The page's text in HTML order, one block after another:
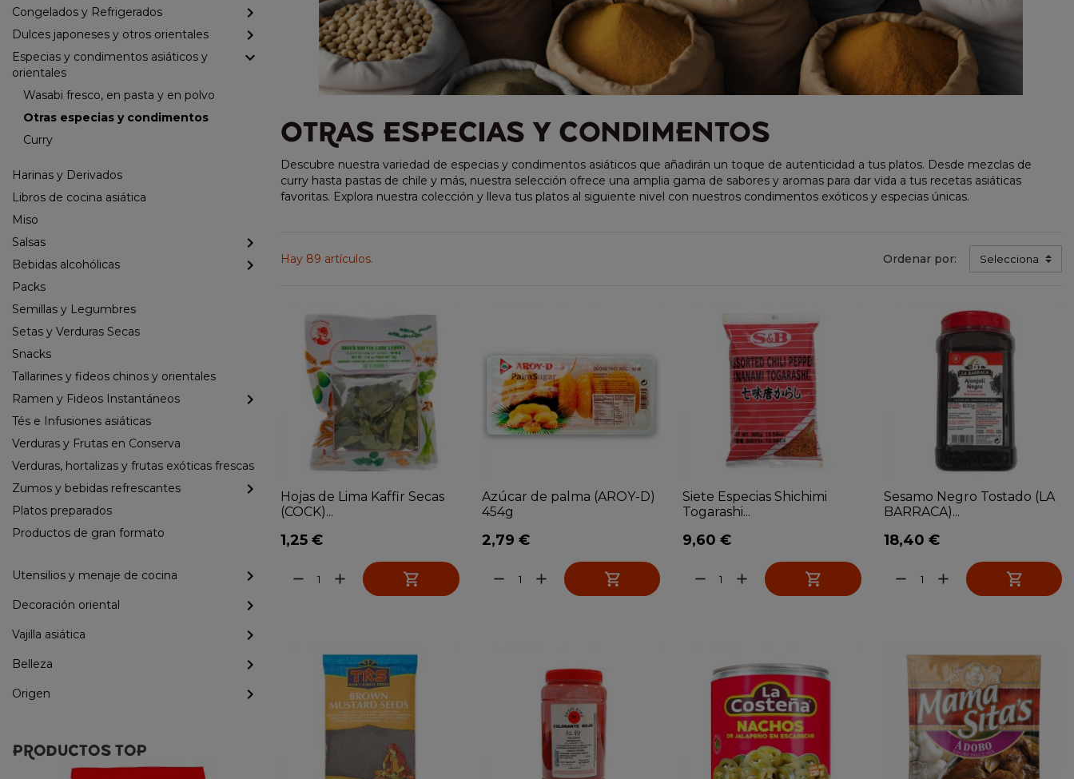
Congelados y Refrigerados
Dulces japoneses y otros orientales
Especias y condimentos asiáticos y
orientales
Wasabi fresco, en pasta y en polvo
Otras especias y condimentos
Curry
Harinas y Derivados
Libros de cocina asiática
Miso
Salsas
Bebidas alcohólicas
Packs
Semillas y Legumbres
Setas y Verduras Secas
Snacks
Tallarines y fideos chinos y orientales
Ramen y Fideos Instantáneos
Tés e Infusiones asiáticas
Verduras y Frutas en Conserva
Verduras, hortalizas y frutas exóticas frescas
Zumos y bebidas refrescantes
Platos preparados
Productos de gran formato
Utensilios y menaje de cocina
Decoración oriental
Vajilla asiática
Belleza
Origen
PRODUCTOS TOP
OTRAS ESPECIAS Y CONDIMENTOS
Descubre nuestra variedad de especias y condimentos asiáticos que añadirán un toque de autenticidad a tus platos. Desde mezclas de
curry hasta pastas de chile y más, nuestra selección ofrece una amplia gama de sabores y aromas para dar vida a tus recetas asiáticas
favoritas. Explora nuestra colección y lleva tus platos al siguiente nivel con nuestros condimentos exóticos y especias únicas.
Ordenar por: Selecciona
Hay 89 artículos.
Hojas de Lima Kaffir Secas
(COCK)...
1,25 €
remove add 
Azúcar de palma (AROY-D)
454g
2,79 €
remove add 
Siete Especias Shichimi
Togarashi...
9,60 €
remove add 
Sesamo Negro Tostado (LA
BARRACA)...
18,40 €
remove add 